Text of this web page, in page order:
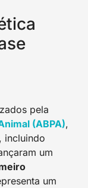
pela
(ABPA),
incluindo
um
um